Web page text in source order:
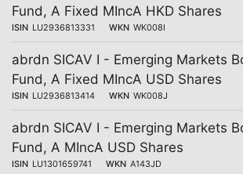
Fund, A Fixed MIncA HKD Shares
ISIN LU2936813331 WKN WK008I
abrdn SICAV I - Emerging Markets
Fund, A Fixed MIncA USD Shares
ISIN LU2936813414 WKN WK008J
abrdn SICAV I - Emerging Markets
Fund, A MIncA USD Shares
ISIN LU1301659741 WKN A143JD